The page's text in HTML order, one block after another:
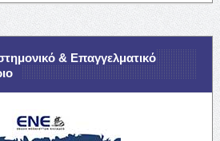
& Επαγγελματικό